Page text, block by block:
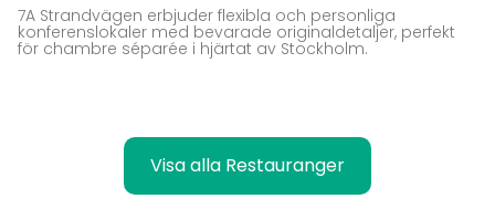
7A Strandvägen erbjuder flexibla och personliga
konferenslokaler med bevarade originaldetaljer, perfekt
för chambre séparée i hjärtat av Stockholm.
Visa alla Restauranger